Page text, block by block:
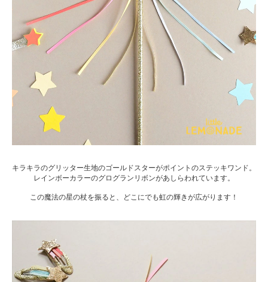
キラキラのグリッター生地のゴールドスターがポイントのステッキワンド。
レインボーカラーのグログランリボンがあしらわれています。
この魔法の星の杖を振ると、どこにでも虹の輝きが広がります！